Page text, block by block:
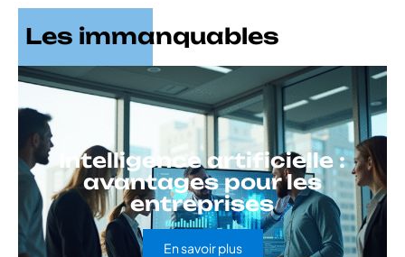
Les immanquables
Intelligence artificielle :
avantages pour les
entreprises
En savoir plus